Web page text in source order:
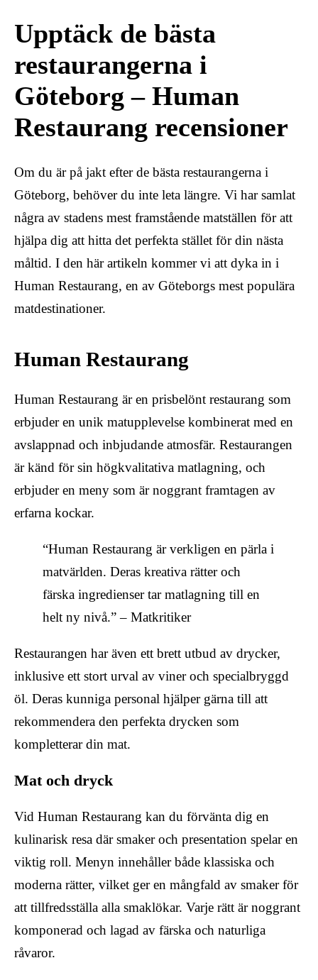
Upptäck de bästa
restaurangerna i
Göteborg – Human
Restaurang recensioner
Om du är på jakt efter de bästa restaurangerna i
Göteborg, behöver du inte leta längre. Vi har samlat
några av stadens mest framstående matställen för att
hjälpa dig att hitta det perfekta stället för din nästa
måltid. I den här artikeln kommer vi att dyka in i
Human Restaurang, en av Göteborgs mest populära
matdestinationer.
Human Restaurang
Human Restaurang är en prisbelönt restaurang som
erbjuder en unik matupplevelse kombinerat med en
avslappnad och inbjudande atmosfär. Restaurangen
är känd för sin högkvalitativa matlagning, och
erbjuder en meny som är noggrant framtagen av
erfarna kockar.
“Human Restaurang är verkligen en pärla i
matvärlden. Deras kreativa rätter och
färska ingredienser tar matlagning till en
helt ny nivå.” – Matkritiker
Restaurangen har även ett brett utbud av drycker,
inklusive ett stort urval av viner och specialbryggd
öl. Deras kunniga personal hjälper gärna till att
rekommendera den perfekta drycken som
kompletterar din mat.
Mat och dryck
Vid Human Restaurang kan du förvänta dig en
kulinarisk resa där smaker och presentation spelar en
viktig roll. Menyn innehåller både klassiska och
moderna rätter, vilket ger en mångfald av smaker för
att tillfredsställa alla smaklökar. Varje rätt är noggrant
komponerad och lagad av färska och naturliga
råvaror.